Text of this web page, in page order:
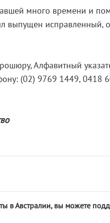
много времени и
выпущен исправленный,
Алфавитный
(02) 9769 1449, 0418
в Австралии, вы можете